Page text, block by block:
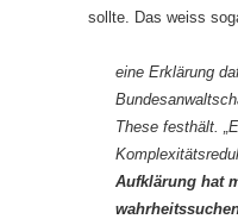
sollte. Das weiss
eine Erklärung
These festhält.
Aufklärung hat